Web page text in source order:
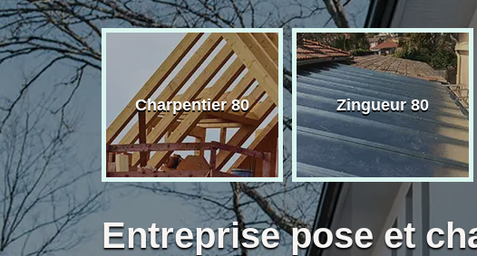
80 Charpentier 80 Zingueur 80
Entreprise pose et